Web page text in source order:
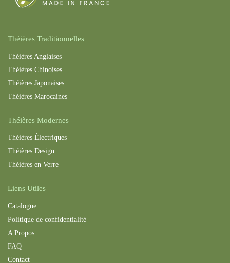
Théières Traditionnelles
Théières Anglaises
Théières Chinoises
Théières Japonaises
Théières Marocaines
Théières Modernes
Théières Électriques
Théières Design
Théières en Verre
Liens Utiles
Catalogue
Politique de confidentialité
A Propos
FAQ
Contact